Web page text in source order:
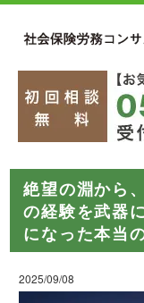
絶望の淵から
の経験を武器
になった本当
2025/09/08